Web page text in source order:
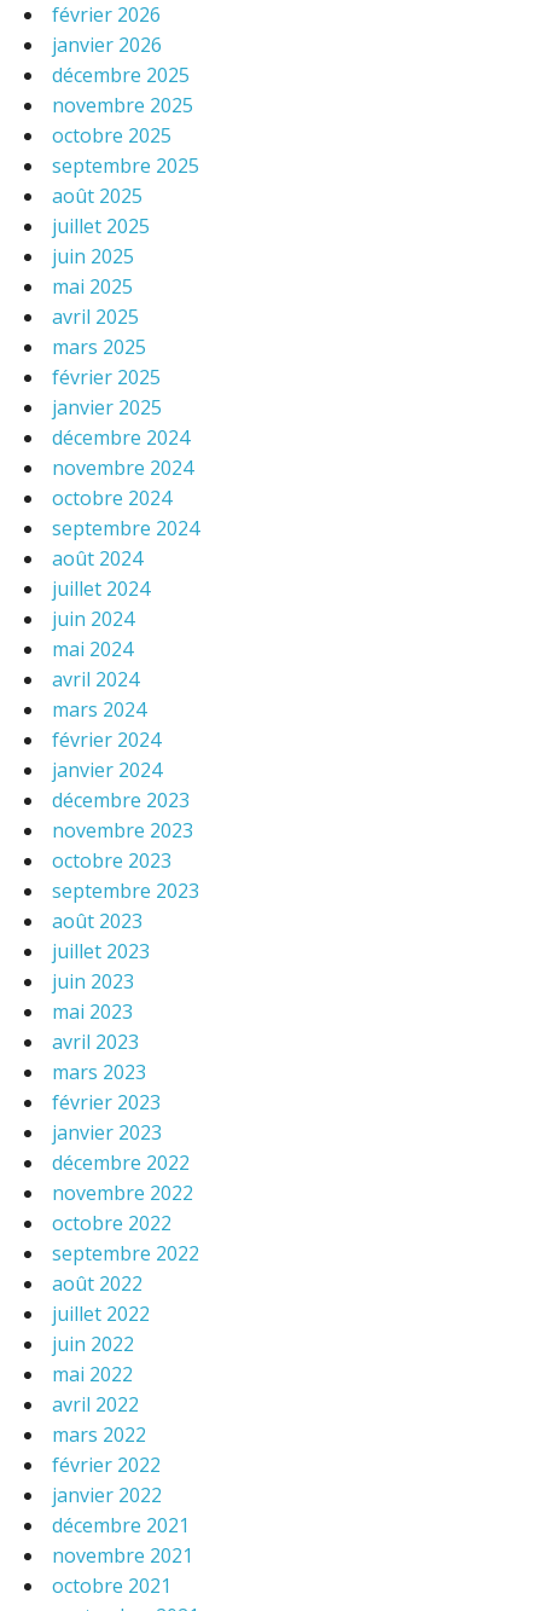
février 2026
janvier 2026
décembre 2025
novembre 2025
octobre 2025
septembre 2025
août 2025
juillet 2025
juin 2025
mai 2025
avril 2025
mars 2025
février 2025
janvier 2025
décembre 2024
novembre 2024
octobre 2024
septembre 2024
août 2024
juillet 2024
juin 2024
mai 2024
avril 2024
mars 2024
février 2024
janvier 2024
décembre 2023
novembre 2023
octobre 2023
septembre 2023
août 2023
juillet 2023
juin 2023
mai 2023
avril 2023
mars 2023
février 2023
janvier 2023
décembre 2022
novembre 2022
octobre 2022
septembre 2022
août 2022
juillet 2022
juin 2022
mai 2022
avril 2022
mars 2022
février 2022
janvier 2022
décembre 2021
novembre 2021
octobre 2021